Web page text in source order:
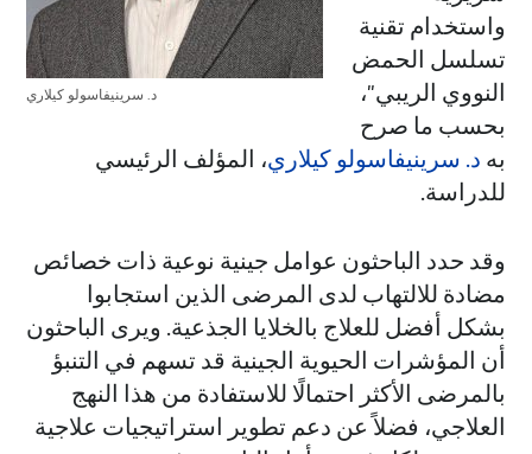
د. سرينيفاسولو كيلاري
واستخدام تقنية
تسلسل الحمض
النووي الريبي"،
بحسب ما صرح
به د. سرينيفاسولو كيلاري، المؤلف الرئيسي
للدراسة.
وقد حدد الباحثون عوامل جينية نوعية ذات خصائص
مضادة للالتهاب لدى المرضى الذين استجابوا
بشكل أفضل للعلاج بالخلايا الجذعية. ويرى الباحثون
أن المؤشرات الحيوية الجينية قد تسهم في التنبؤ
بالمرضى الأكثر احتمالًا للاستفادة من هذا النهج
العلاجي، فضلاً عن دعم تطوير استراتيجيات علاجية